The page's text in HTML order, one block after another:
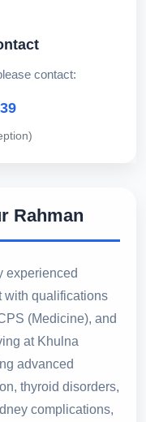
contact:
Rahman
experienced
with qualifications
(Medicine), and
at Khulna
advanced
thyroid disorders,
complications,